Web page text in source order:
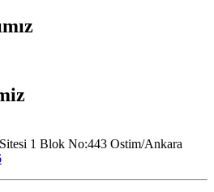
1 Blok No:443 Ostim/Ankara